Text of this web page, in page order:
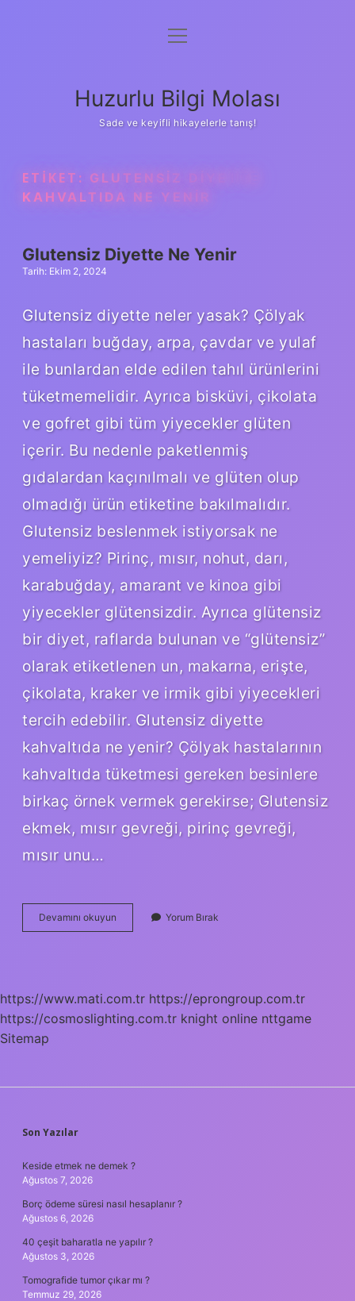
Anasayfa
Yasal Uyarı
menüyü
Huzurlu Bilgi Molası
Sade ve keyifli hikayelerle tanış!
ETIKET: GLUTENSIZ DIYETTE
KAHVALTIDA NE YENIR
Glutensiz Diyette Ne Yenir
Tarih: Ekim 2, 2024
Glutensiz diyette neler yasak? Çölyak
hastaları buğday, arpa, çavdar ve yulaf
ile bunlardan elde edilen tahıl ürünlerini
tüketmemelidir. Ayrıca bisküvi, çikolata
ve gofret gibi tüm yiyecekler glüten
içerir. Bu nedenle paketlenmiş
gıdalardan kaçınılmalı ve glüten olup
olmadığı ürün etiketine bakılmalıdır.
Glutensiz beslenmek istiyorsak ne
yemeliyiz? Pirinç, mısır, nohut, darı,
karabuğday, amarant ve kinoa gibi
yiyecekler glütensizdir. Ayrıca glütensiz
bir diyet, raflarda bulunan ve “glütensiz”
olarak etiketlenen un, makarna, erişte,
çikolata, kraker ve irmik gibi yiyecekleri
tercih edebilir. Glutensiz diyette
kahvaltıda ne yenir? Çölyak hastalarının
kahvaltıda tüketmesi gereken besinlere
birkaç örnek vermek gerekirse; Glutensiz
ekmek, mısır gevreği, pirinç gevreği,
mısır unu…
Devamını okuyun Glutensiz
Diyette
Yorum Bırak
https://www.mati.com.tr https://eprongroup.com.tr
https://cosmoslighting.com.tr knight online nttgame
Sitemap
SIDEBAR
Son Yazılar
Keside etmek ne demek ?
Ağustos 7, 2026
Borç ödeme süresi nasıl hesaplanır ?
Ağustos 6, 2026
40 çeşit baharatla ne yapılır ?
Ağustos 3, 2026
Tomografide tumor çıkar mı ?
Temmuz 29, 2026